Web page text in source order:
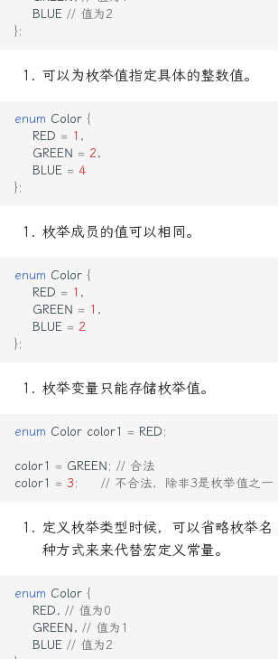
BLUE // 值为2
};
可以为枚举值指定具体的整数值。
enum Color {
RED = 1 ,
GREEN = 2,
BLUE = 4
};
枚举成员的值可以相同。
enum Color {
RED = 1 ,
GREEN = 1 ,
BLUE = 2
};
枚举变量只能存储枚举值。
enum Color color1 = RED;
color1 = GREEN; // 合法
color1 = 3; // 不合法，除非3是枚举值之一
定义枚举类型时候，可以省略枚举
种方式来来代替宏定义常量。
enum Color {
RED, // 值为0
GREEN, // 值为1
BLUE // 值为2